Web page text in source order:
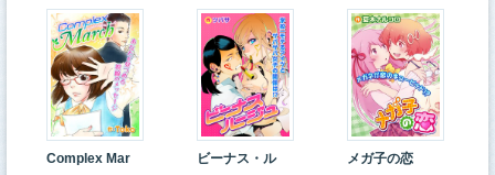
Complex Mar
ビーナス・ル
メガ子の恋